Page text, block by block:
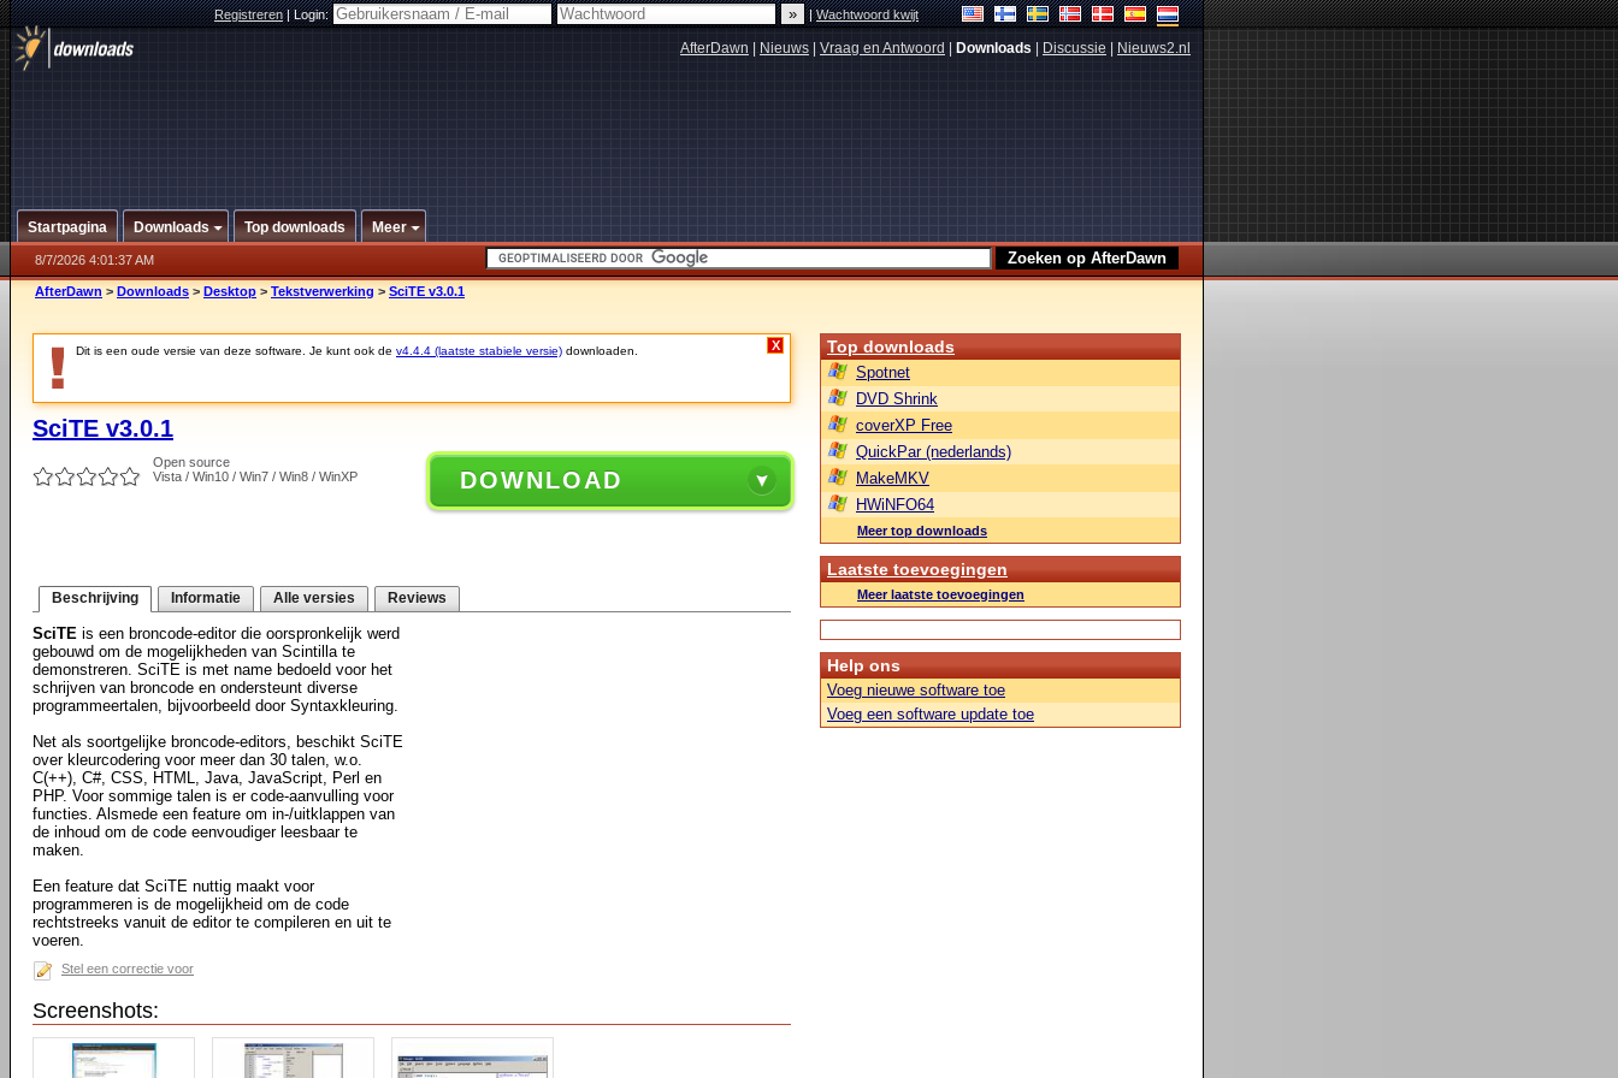
Registreren|Login: |Wachtwoord kwijt
AfterDawn Nieuws Vraag en Antwoord Downloads Discussie Nieuws2.nl
Startpagina Downloads Top downloads Meer
8/7/2026 4:01:37 AM
AfterDawn > Downloads > Desktop > Tekstverwerking > SciTE v3.0.1
Dit is een oude versie van deze software. Je kunt ook de v4.4.4 (laatste stabiele versie) downloaden. X
SciTE v3.0.1
Open source
Vista / Win10 / Win7 / Win8 / WinXP
DOWNLOAD
Beschrijving Informatie Alle versies Reviews
SciTE is een broncode-editor die oorspronkelijk werd
gebouwd om de mogelijkheden van Scintilla te
demonstreren. SciTE is met name bedoeld voor het
schrijven van broncode en ondersteunt diverse
programmeertalen, bijvoorbeeld door Syntaxkleuring.
Net als soortgelijke broncode-editors, beschikt SciTE
over kleurcodering voor meer dan 30 talen, w.o.
C(++), C#, CSS, HTML, Java, JavaScript, Perl en
PHP. Voor sommige talen is er code-aanvulling voor
functies. Alsmede een feature om in-/uitklappen van
de inhoud om de code eenvoudiger leesbaar te
maken.
Een feature dat SciTE nuttig maakt voor
programmeren is de mogelijkheid om de code
rechtstreeks vanuit de editor te compileren en uit te
voeren.
Stel een correctie voor
Screenshots:
Top downloads
Spotnet
DVD Shrink
coverXP Free
QuickPar (nederlands)
MakeMKV
HWiNFO64
Meer top downloads
Laatste toevoegingen
Meer laatste toevoegingen
Help ons
Voeg nieuwe software toe
Voeg een software update toe